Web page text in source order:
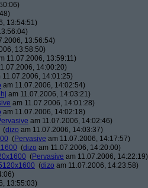
13:54:51)
13:56:54)
13:58:50)
11.07.2006, 13:59:11)
14:00:20)
11.07.2006, 14:01:25)
am 11.07.2006, 14:02:54)
am 11.07.2006, 14:03:21)
am 11.07.2006, 14:01:28)
am 11.07.2006, 14:02:18)
am 11.07.2006, 14:02:46)
(dizo am 11.07.2006, 14:03:37)
(Pervasive am 11.07.2006, 14:17:57)
(dizo am 11.07.2006, 14:20:00)
(Pervasive am 11.07.2006, 14:22:19)
(dizo am 11.07.2006, 14:23:58)
13:55:03)